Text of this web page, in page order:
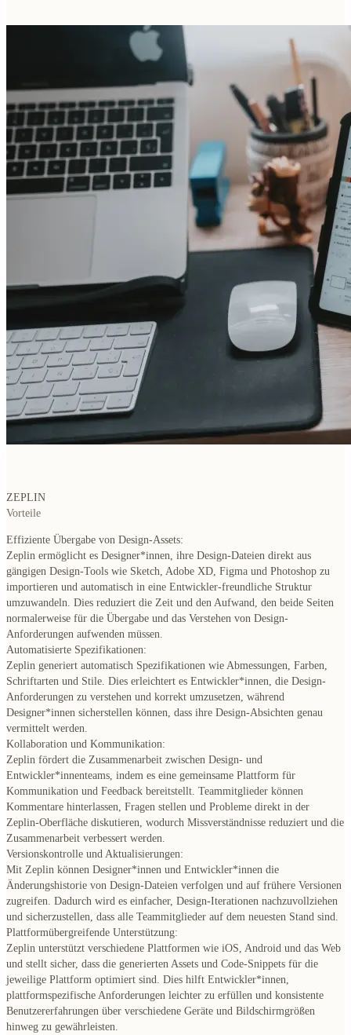
ZEPLIN
Vorteile
Effiziente Übergabe von Design-Assets:
Zeplin ermöglicht es Designer*innen, ihre Design-Dateien direkt aus
gängigen Design-Tools wie Sketch, Adobe XD, Figma und Photoshop zu
importieren und automatisch in eine Entwickler-freundliche Struktur
umzuwandeln. Dies reduziert die Zeit und den Aufwand, den beide Seiten
normalerweise für die Übergabe und das Verstehen von Design-
Anforderungen aufwenden müssen.
Automatisierte Spezifikationen:
Zeplin generiert automatisch Spezifikationen wie Abmessungen, Farben,
Schriftarten und Stile. Dies erleichtert es Entwickler*innen, die Design-
Anforderungen zu verstehen und korrekt umzusetzen, während
Designer*innen sicherstellen können, dass ihre Design-Absichten genau
vermittelt werden.
Kollaboration und Kommunikation:
Zeplin fördert die Zusammenarbeit zwischen Design- und
Entwickler*innenteams, indem es eine gemeinsame Plattform für
Kommunikation und Feedback bereitstellt. Teammitglieder können
Kommentare hinterlassen, Fragen stellen und Probleme direkt in der
Zeplin-Oberfläche diskutieren, wodurch Missverständnisse reduziert und die
Zusammenarbeit verbessert werden.
Versionskontrolle und Aktualisierungen:
Mit Zeplin können Designer*innen und Entwickler*innen die
Änderungshistorie von Design-Dateien verfolgen und auf frühere Versionen
zugreifen. Dadurch wird es einfacher, Design-Iterationen nachzuvollziehen
und sicherzustellen, dass alle Teammitglieder auf dem neuesten Stand sind.
Plattformübergreifende Unterstützung:
Zeplin unterstützt verschiedene Plattformen wie iOS, Android und das Web
und stellt sicher, dass die generierten Assets und Code-Snippets für die
jeweilige Plattform optimiert sind. Dies hilft Entwickler*innen,
plattformspezifische Anforderungen leichter zu erfüllen und konsistente
Benutzererfahrungen über verschiedene Geräte und Bildschirmgrößen
hinweg zu gewährleisten.